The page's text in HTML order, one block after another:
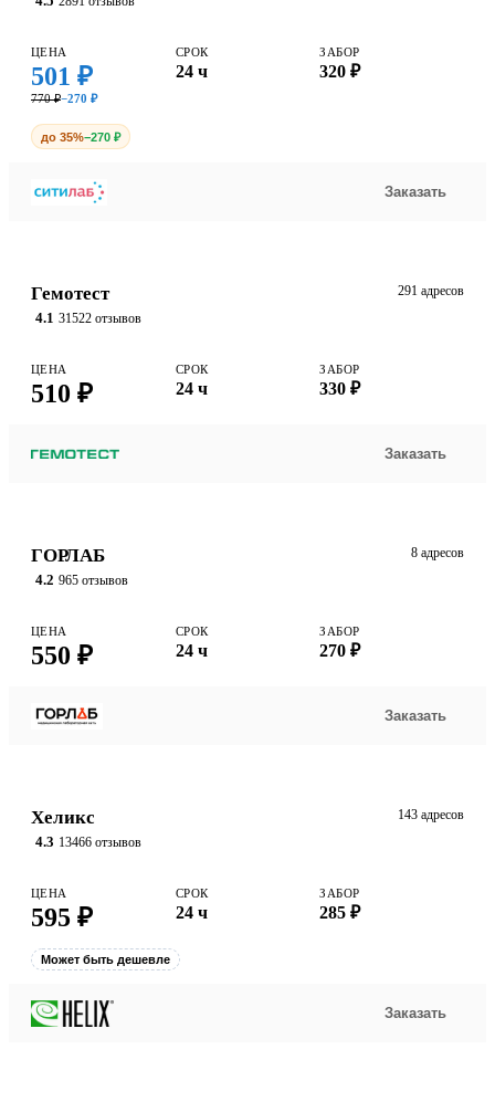
ЦЕНА
501 ₽
770 ₽−270 ₽
СРОК
24 ч
ЗАБОР
320 ₽
до 35%−270 ₽
Заказать
Гемотест
4.1 31522 отзывов
291 адресов
ЦЕНА
510 ₽
СРОК
24 ч
ЗАБОР
330 ₽
Заказать
ГОРЛАБ
4.2 965 отзывов
8 адресов
ЦЕНА
550 ₽
СРОК
24 ч
ЗАБОР
270 ₽
Заказать
Хеликс
4.3 13466 отзывов
143 адресов
ЦЕНА
595 ₽
СРОК
24 ч
ЗАБОР
285 ₽
Может быть дешевле
Заказать